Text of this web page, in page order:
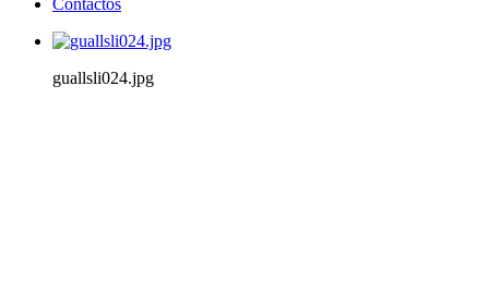
Contactos
guallsli024.jpg